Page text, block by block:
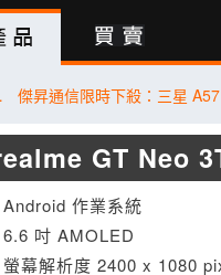
！(8/4~8/10)
GT Neo
Android 作業系統
6.6 吋 AMOLED
螢幕解析度 2400 x 1080